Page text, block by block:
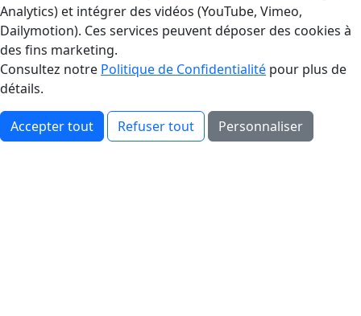
Analytics) et intégrer des vidéos (YouTube, Vimeo,
Dailymotion). Ces services peuvent déposer des cookies à
des fins marketing.
Consultez notre Politique de Confidentialité pour plus de
détails.
Accepter tout Refuser tout Personnaliser